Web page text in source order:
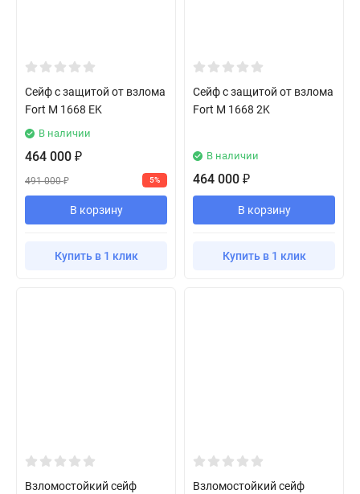
Сейф с защитой от взлома
Fort M 1668 EK
В наличии
464 000 ₽
491 000₽ 5%
В корзину
Купить в 1 клик
Сейф с защитой от взлома
Fort M 1668 2K
В наличии
464 000 ₽
В корзину
Купить в 1 клик
Взломостойкий сейф Взломостойкий сейф